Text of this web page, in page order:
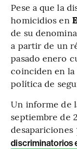
Pese a que la
homicidios en
de su
a partir de un
pasado enero
coinciden en la
política de
Un informe de
septiembre de
desapariciones
discriminatorios